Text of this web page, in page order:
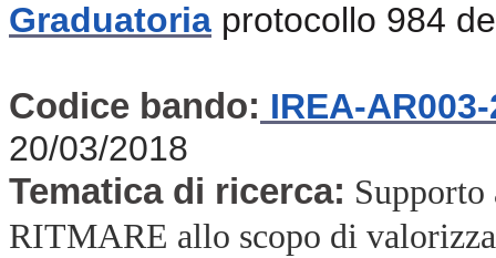
Graduatoria protocollo 984
Codice bando: IREA-
20/03/2018
Tematica di ricerca:
RITMARE allo scopo di